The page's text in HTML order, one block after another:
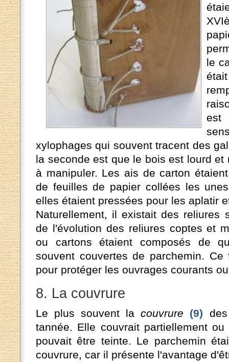
le
xylophages qui souvent tracent des
la seconde est que le bois est lourd
à manipuler. Les ais de carton
de feuilles de papier collées les
elles étaient pressées pour les aplatir
Naturellement, il existait des reliures
de l'évolution des reliures coptes et
ou cartons étaient composés de
souvent couvertes de parchemin.
pour protéger les ouvrages courants
8. La couvrure
Le plus souvent lacouvrure (9)
tannée. Elle couvrait partiellement
pouvait être teinte. Le parchemin
couvrure, car il présente l'avantage